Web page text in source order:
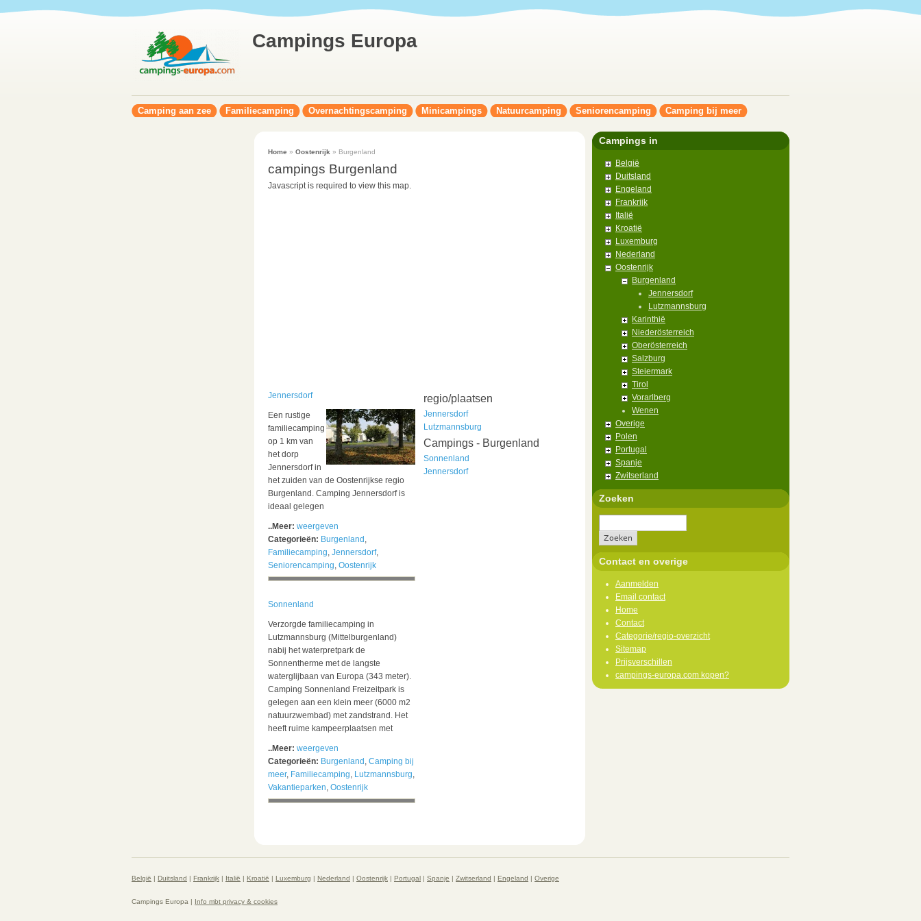
Campings Europa
Camping aan zee Familiecamping Overnachtingscamping Minicampings Natuurcamping Seniorencamping Camping bij meer
Home » Oostenrijk » Burgenland
campings Burgenland
Javascript is required to view this map.
Jennersdorf
Een rustige
familiecamping
op 1 km van
het dorp
Jennersdorf in
het zuiden van de Oostenrijkse regio
Burgenland. Camping Jennersdorf is
ideaal gelegen
..Meer: weergeven
Categorieën: Burgenland ,
Familiecamping, Jennersdorf,
Seniorencamping, Oostenrijk
Sonnenland
Verzorgde familiecamping in
Lutzmannsburg (Mittelburgenland)
nabij het waterpretpark de
Sonnentherme met de langste
waterglijbaan van Europa (343 meter).
Camping Sonnenland Freizeitpark is
gelegen aan een klein meer (6000 m2
natuurzwembad) met zandstrand. Het
heeft ruime kampeerplaatsen met
..Meer: weergeven
Categorieën: Burgenland , Camping bij
meer, Familiecamping, Lutzmannsburg,
Vakantieparken, Oostenrijk
regio/plaatsen
Jennersdorf
Lutzmannsburg
Campings - Burgenland
Sonnenland
Jennersdorf
Campings in
België
Duitsland
Engeland
Frankrijk
Italië
Kroatië
Luxemburg
Nederland
Oostenrijk
Burgenland
Jennersdorf
Lutzmannsburg
Karinthië
Niederösterreich
Oberösterreich
Salzburg
Steiermark
Tirol
Vorarlberg
Wenen
Overige
Polen
Portugal
Spanje
Zwitserland
Zoeken
Contact en overige
Aanmelden
Email contact
Home
Contact
Categorie/regio-overzicht
Sitemap
Prijsverschillen
campings-europa.com kopen?
België | Duitsland | Frankrijk | Italië | Kroatië | Luxemburg | Nederland | Oostenrijk | Portugal | Spanje | Zwitserland | Engeland | Overige
Campings Europa | Info mbt privacy & cookies